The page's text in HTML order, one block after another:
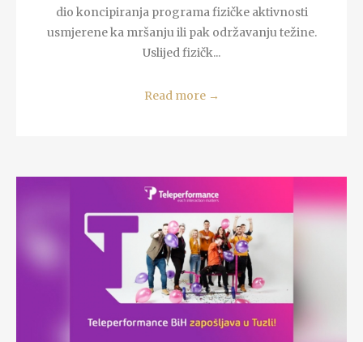
dio koncipiranja programa fizičke aktivnosti
usmjerene ka mršanju ili pak održavanju težine.
Uslijed fizičk...
Read more →
READ MORE